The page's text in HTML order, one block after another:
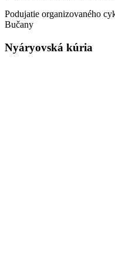
Podujatie organizovaného
Bučany
Nyáryovská kúria